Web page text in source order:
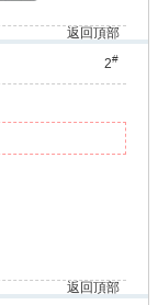
返回頂部
2#
返回頂部